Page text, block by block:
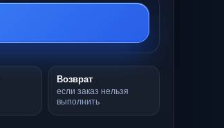
Возврат
если заказ нельзя
выполнить